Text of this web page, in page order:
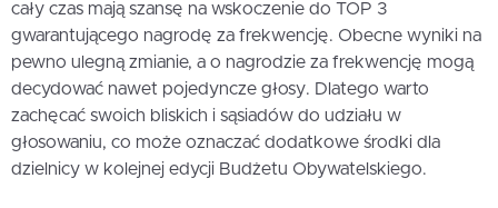
cały czas mają szansę na wskoczenie do TOP 3
gwarantującego nagrodę za frekwencję. Obecne wyniki na
pewno ulegną zmianie, a o nagrodzie za frekwencję mogą
decydować nawet pojedyncze głosy. Dlatego warto
zachęcać swoich bliskich i sąsiadów do udziału w
głosowaniu, co może oznaczać dodatkowe środki dla
dzielnicy w kolejnej edycji Budżetu Obywatelskiego.